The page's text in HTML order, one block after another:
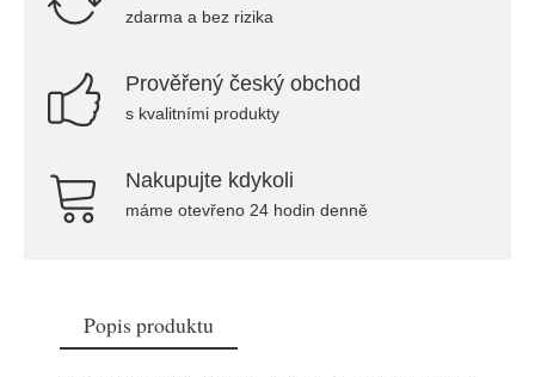
zdarma a bez rizika
Prověřený český obchod
s kvalitními produkty
Nakupujte kdykoli
máme otevřeno 24 hodin denně
Popis produktu